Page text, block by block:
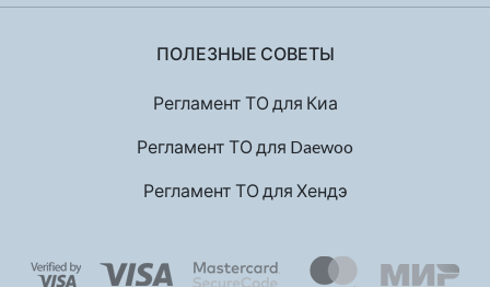
ПОЛЕЗНЫЕ СОВЕТЫ
Регламент ТО для Киа
Регламент ТО для Daewoo
Регламент ТО для Хендэ